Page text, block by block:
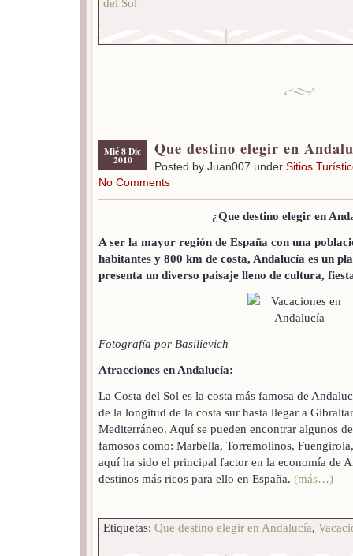
del Sol
Mié 8 Dic
2010
Que destino elegir en
Posted by Juan007 under Sitios
No Comments
¿Que destino elegir en
A ser la mayor región de España con una
habitantes y 800 km de costa, Andalucía es un
presenta un diverso paisaje lleno de cultura,
Fotografía por Basilievich
Atracciones en Andalucía:
La Costa del Sol es la costa más famosa de
de la longitud de la costa sur hasta llegar a
Mediterráneo. Aquí se pueden encontrar algunos
famosos como: Marbella, Torremolinos,
aquí ha sido el principal factor en la economía de
destinos más ricos para ello en España. (más…)
Etiquetas: Que destino elegir en Andalucía,